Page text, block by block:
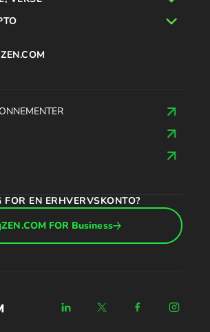
EN ERHVERVSKONTO?
ZEN.COM FOR Business